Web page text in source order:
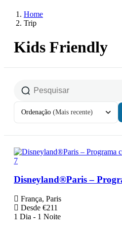
Home
Trip
Kids Friendly
Ordenação (Mais recente)
7
Disneyland®Paris –
França, Paris
Desde €211
1 Dia - 1 Noite